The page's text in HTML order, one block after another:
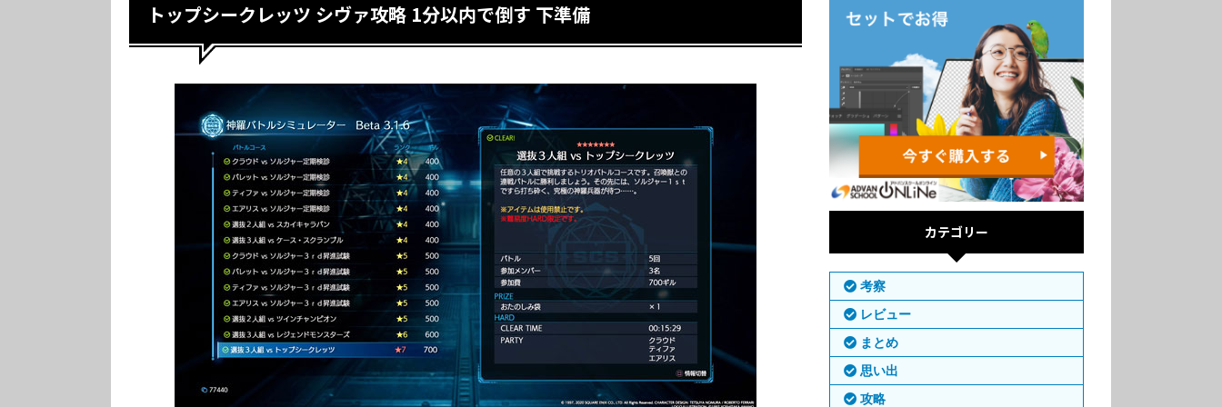
トップシークレッツ シヴァ攻略 1分以内で倒す 下準備
カテゴリー
考察
レビュー
まとめ
思い出
攻略